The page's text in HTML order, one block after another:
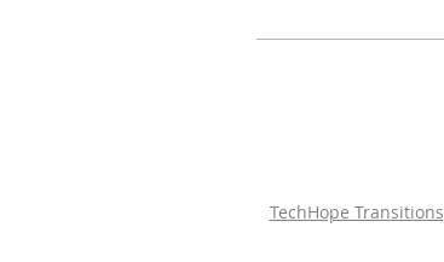
TechHope Transitions